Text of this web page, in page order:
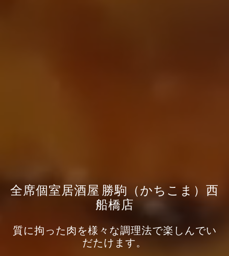
全席個室居酒屋 勝駒（かちこま）西
船橋店
質に拘った肉を様々な調理法で楽しんでい
だたけます。